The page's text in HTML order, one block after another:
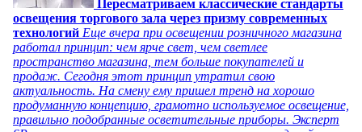
Пересматриваем классические стандарты
освещения торгового зала через призму современных
технологий Еще вчера при освещении розничного магазина
работал принцип: чем ярче свет, чем светлее
пространство магазина, тем больше покупателей и
продаж. Сегодня этот принцип утратил свою
актуальность. На смену ему пришел тренд на хорошо
продуманную концепцию, грамотно используемое освещение,
правильно подобранные осветительные приборы. Эксперт